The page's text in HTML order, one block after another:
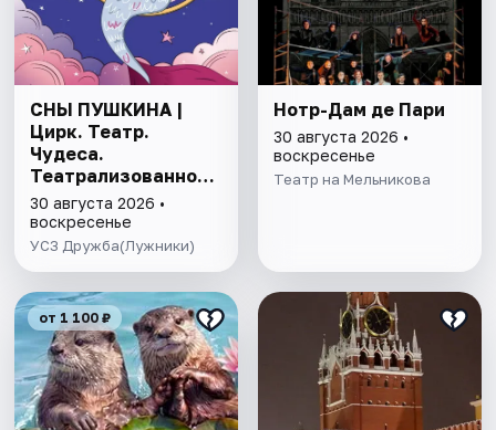
СНЫ ПУШКИНА |
Цирк. Театр.
Чудеса.
Театрализованное
цирковое шоу
30 августа 2026 •
воскресенье
УСЗ Дружба(Лужники)
Нотр-Дам де Пари
30 августа 2026 •
воскресенье
Театр на Мельникова
от 1 100 ₽